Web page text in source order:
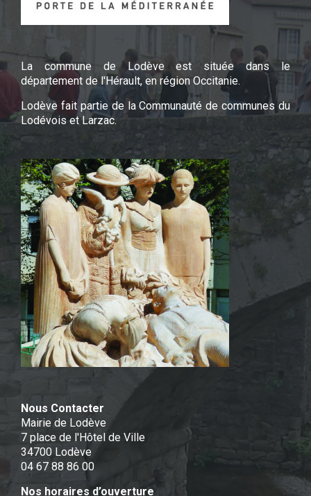
La commune de Lodève est située dans le
département de l'Hérault, en région Occitanie.
Lodève fait partie de la Communauté de communes du
Lodévois et Larzac.
Nous Contacter
Mairie de Lodève
7 place de l'Hôtel de Ville
34700 Lodève
04 67 88 86 00
Nos horaires d’ouverture